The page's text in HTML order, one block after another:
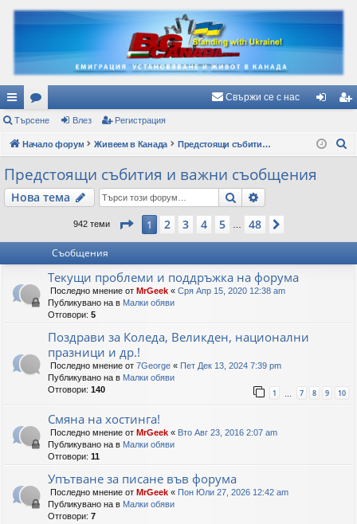
ъ
рз
и
вр
ки
ор
ум
Свържи се с нас
з ис
Търсене Влез Регистрация
Начало форум Живеем в Канада Предстоящи събития и важни съобщения
Предстоящи събития и важни съобщения
Нова тема Търсене
942 теми Страница от 48
1 2 3 4 5 48
Съобщения
Текущи проблеми и поддръжка на форума
Последно мнение от MrGeek « Сря Апр 15, 2020 12:38 am
Публикувано на в Малки обяви
Отговори: 5
Поздрави за Коледа, Великден, национални
празници и др.!
Последно мнение от 7George « Пет Дек 13, 2024 7:39 pm
Публикувано на в Малки обяви
Отговори: 140 1 7 8 9 10
Смяна на хостинга!
Последно мнение от MrGeek « Вто Авг 23, 2016 2:07 am
Публикувано на в Малки обяви
Отговори: 11
Упътване за писане във форума
Последно мнение от MrGeek « Пон Юли 27, 2026 12:42 am
Публикувано на в Малки обяви
Отговори: 7